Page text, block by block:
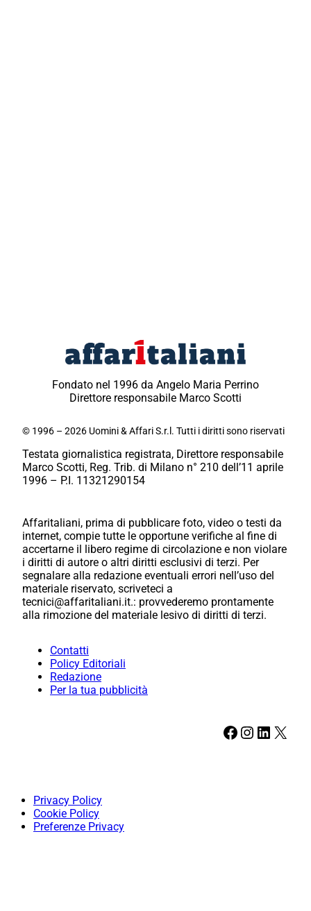
Fondato nel 1996 da Angelo Maria Perrino
Direttore responsabile Marco Scotti
© 1996 – 2026 Uomini & Affari S.r.l. Tutti i diritti sono riservati
Testata giornalistica registrata, Direttore responsabile
Marco Scotti, Reg. Trib. di Milano n° 210 dell’11 aprile
1996 – P.I. 11321290154
Affaritaliani, prima di pubblicare foto, video o testi da
internet, compie tutte le opportune verifiche al fine di
accertarne il libero regime di circolazione e non violare
i diritti di autore o altri diritti esclusivi di terzi. Per
segnalare alla redazione eventuali errori nell’uso del
materiale riservato, scriveteci a
tecnici@affaritaliani.it.: provvederemo prontamente
alla rimozione del materiale lesivo di diritti di terzi.
Contatti
Policy Editoriali
Redazione
Per la tua pubblicità
Facebook Instagram LinkedIn X
Privacy Policy
Cookie Policy
Preferenze Privacy